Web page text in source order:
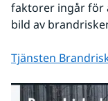
faktorer ingår för
bild av
Tjänsten